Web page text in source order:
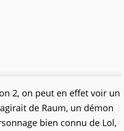
2, on peut en effet voir un
de Raum, un démon
bien connu de Lol,